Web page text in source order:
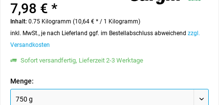
7,98 € *
Inhalt: 0.75 Kilogramm (10,64 € * / 1 Kilogramm)
inkl. MwSt., je nach Lieferland ggf. im Bestellabschluss abweichend zzgl.
Versandkosten
Sofort versandfertig, Lieferzeit 2-3 Werktage
Menge: